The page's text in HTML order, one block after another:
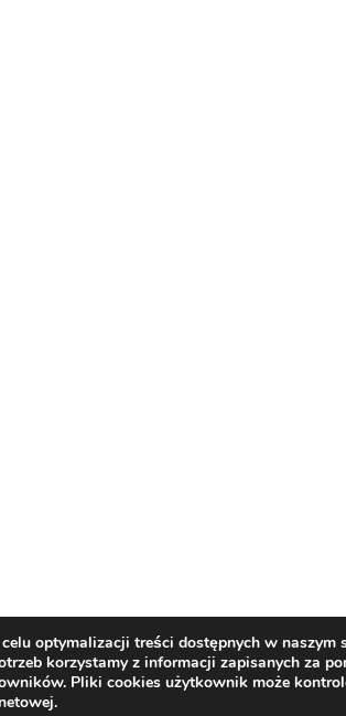
optymalizacji treści dostępnych w
korzystamy z informacji zapisanych za
Pliki cookies użytkownik może